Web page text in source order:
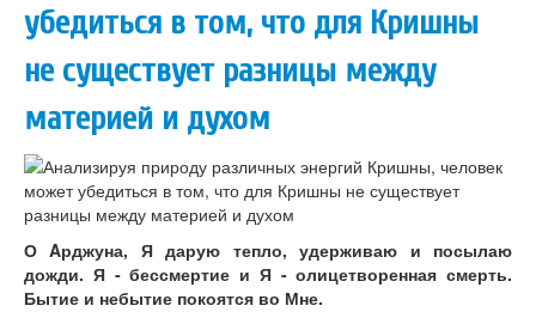
убедиться в том, что для Кришны
не существует разницы между
материей и духом
О Aрджуна, Я дарую тепло, удерживаю и посылаю
дожди. Я - бессмертие и Я - олицетворенная смерть.
Бытие и небытие покоятся во Мне.